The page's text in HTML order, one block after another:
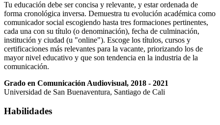
Tu educación debe ser concisa y relevante, y estar ordenada de
forma cronológica inversa. Demuestra tu evolución académica como
comunicador social escogiendo hasta tres formaciones pertinentes,
cada una con su título (o denominación), fecha de culminación,
institución y ciudad (u "online"). Escoge los títulos, cursos y
certificaciones más relevantes para la vacante, priorizando los de
mayor nivel educativo y que son tendencia en la industria de la
comunicación.
Grado en Comunicación Audiovisual, 2018 - 2021
Universidad de San Buenaventura, Santiago de Cali
Habilidades